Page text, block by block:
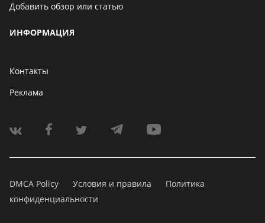
Добавить обзор или статью
ИНФОРМАЦИЯ
Контакты
Реклама
DMCA Policy Условия и правила
Политика
конфиденциальности